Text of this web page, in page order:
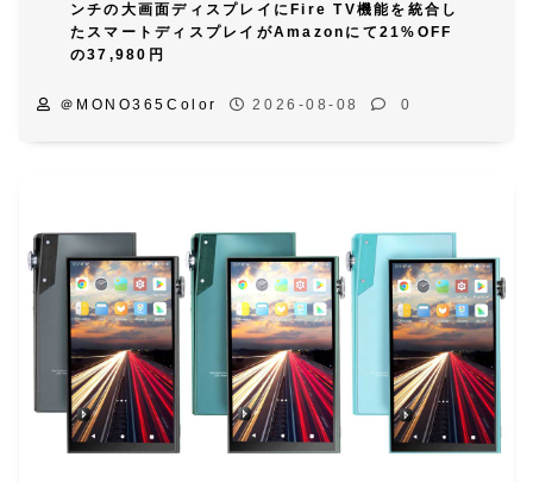
ンチの大画面ディスプレイにFire TV機能を統合し
たスマートディスプレイがAmazonにて21%OFF
の37,980円
＠MONO365Color 2026-08-08 0